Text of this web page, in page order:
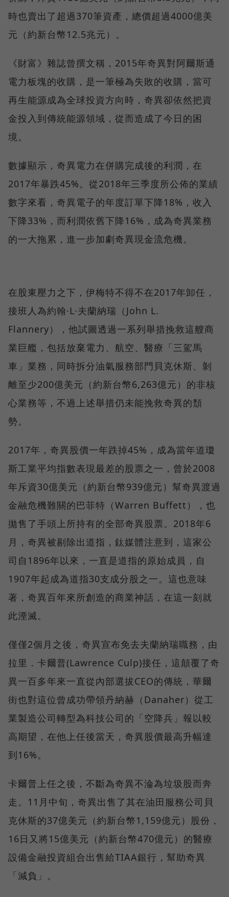
時也賣出了超過370筆資產，總價超過4000億美
元（約新台幣12.5兆元）。
《財富》雜誌曾撰文稱，2015年奇異對阿爾斯通
電力板塊的收購，是一筆極為失敗的收購，當可
再生能源成為全球投資方向時，奇異卻依然把資
金投入到傳統能源領域，從而造成了今日的困
境。
數據顯示，奇異電力在併購完成後的利潤，在
2017年暴跌45%。從2018年三季度所公佈的業績
數字來看，奇異電子的年度訂單下降18%，收入
下降33%，而利潤依舊下降16%，成為奇異業務
的一大拖累，進一步加劇奇異現金流危機。
在股東壓力之下，伊梅特不得不在2017年卸任，
接班人為約翰·L·夫蘭納瑞（John L.
Flannery），他試圖透過一系列舉措挽救這艘商
業巨艦，包括放棄電力、航空、醫療「三駕馬
車」業務，同時拆分油氣服務部門貝克休斯、剝
離至少200億美元（約新台幣6,263億元）的非核
心業務等，不過上述舉措仍未能挽救奇異的頹
勢。
2017年，奇異股價一年跌掉45%，成為當年道瓊
斯工業平均指數表現最差的股票之一，曾於2008
年斥資30億美元（約新台幣939億元）幫奇異渡過
金融危機難關的巴菲特（Warren Buffett），也
拋售了手頭上所持有的全部奇異股票。2018年6
月，奇異被剔除出道指，鈦媒體注意到，這家公
司自1896年以來，一直是道指的原始成員，自
1907年起成為道指30支成分股之一。這也意味
著，奇異百年來所創造的商業神話，在這一刻就
此湮滅。
僅僅2個月之後，奇異宣布免去夫蘭納瑞職務，由
拉里．卡爾普(Lawrence Culp)接任，這顛覆了奇
異一百多年來一直從內部選拔CEO的傳統，華爾
街也對這位曾成功帶領丹納赫（Danaher）從工
業製造公司轉型為科技公司的「空降兵」報以較
高期望，在他上任後當天，奇異股價最高升幅達
到16%。
卡爾普上任之後，不斷為奇異不淪為垃圾股而奔
走。11月中旬，奇異出售了其在油田服務公司貝
克休斯的37億美元（約新台幣1,159億元）股份，
16日又將15億美元（約新台幣470億元）的醫療
設備金融投資組合出售給TIAA銀行，幫助奇異
「減負」。